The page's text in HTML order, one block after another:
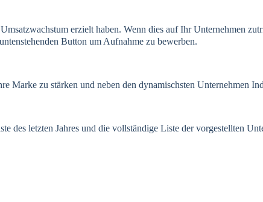
erzielt haben. Wenn dies auf Ihr Unternehmen
Button um Aufnahme zu bewerben.
Marke zu stärken und neben den dynamischsten Unternehmen
des letzten Jahres und die vollständige Liste der vorgestellten